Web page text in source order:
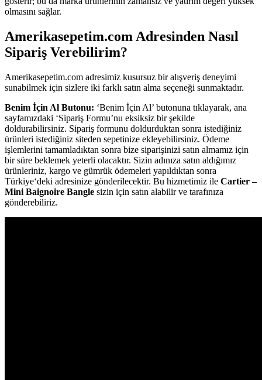
olmasını sağlar.
Amerikasepetim.com Adresinden Nasıl
Sipariş Verebilirim?
Amerikasepetim.com adresimiz kusursuz bir alışveriş deneyimi
sunabilmek için sizlere iki farklı satın alma seçeneği sunmaktadır.
Benim İçin Al Butonu: ‘Benim İçin Al’ butonuna tıklayarak, ana
sayfamızdaki ‘Sipariş Formu’nu eksiksiz bir şekilde
doldurabilirsiniz. Sipariş formunu doldurduktan sonra istediğiniz
ürünleri istediğiniz siteden sepetinize ekleyebilirsiniz. Ödeme
işlemlerini tamamladıktan sonra bize siparişinizi satın almamız için
bir süre beklemek yeterli olacaktır. Sizin adınıza satın aldığımız
ürünleriniz, kargo ve gümrük ödemeleri yapıldıktan sonra
Türkiye‘deki adresinize gönderilecektir. Bu hizmetimiz ile Cartier –
Mini Baignoire Bangle sizin için satın alabilir ve tarafınıza
gönderebiliriz.